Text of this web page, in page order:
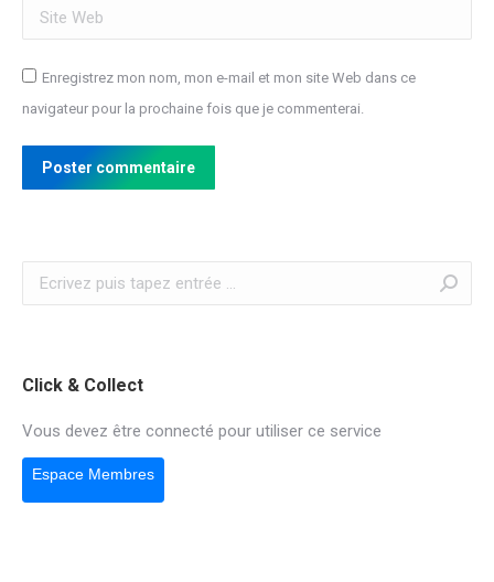
Site Web
Enregistrez mon nom, mon e-mail et mon site Web dans ce
navigateur pour la prochaine fois que je commenterai.
Poster commentaire
Recherche
:
Click & Collect
Vous devez être connecté pour utiliser ce service
Espace Membres